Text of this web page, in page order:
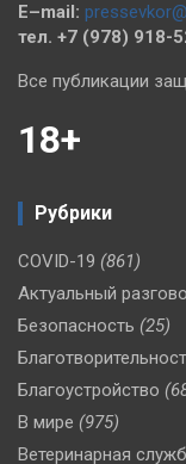
E–mail:
тел. +7 (978) 918-
Все публикации
18+
Рубрики
COVID-19 (861)
Актуальный
Безопасность (25)
Благоустройство
В мире (975)
Ветеринарная